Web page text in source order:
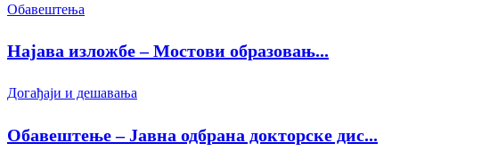
Обавештења
Најава изложбе – Мостови образовањ...
Догађаји и дешавања
Обавештење – Јавна одбрана докторске дис...